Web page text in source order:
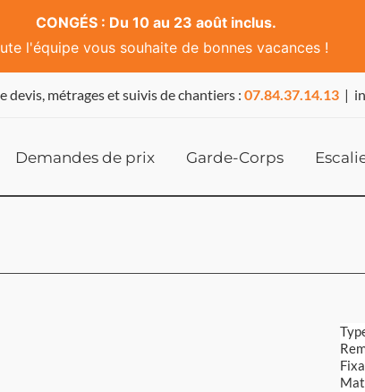
CONGÉS : Du 10 au 23 août inclus.
l'équipe vous souhaite de bonnes vacances !
devis, métrages et suivis de chantiers : 07.84.37.14.13 |
Demandes de prix Garde-Corps